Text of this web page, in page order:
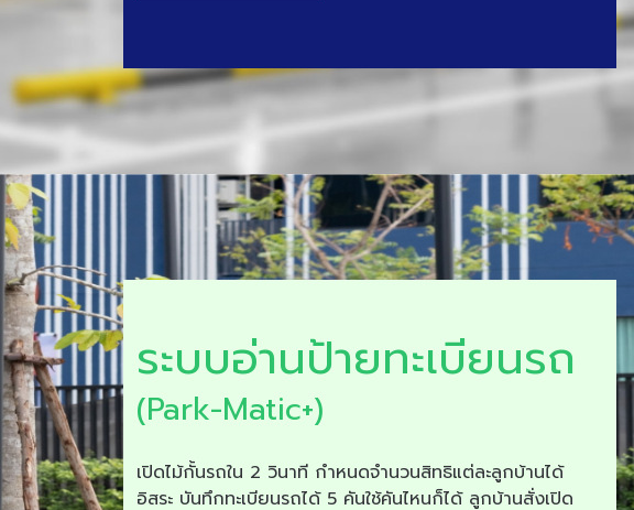
ระบบอ่านป้ายทะเบียนรถ
(Park-Matic+)
เปิดไม้กั้นรถใน 2 วินาที กำหนดจำนวนสิทธิแต่ละลูกบ้านได้
อิสระ บันทึกทะเบียนรถได้ 5 คันใช้คันไหนก็ได้ ลูกบ้านสั่งเปิด